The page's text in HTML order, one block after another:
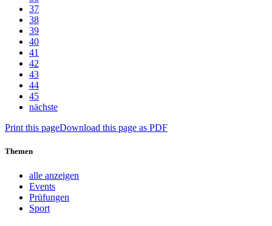
37
38
39
40
41
42
43
44
45
nächste
Print this pageDownload this page as PDF
Themen
alle anzeigen
Events
Prüfungen
Sport